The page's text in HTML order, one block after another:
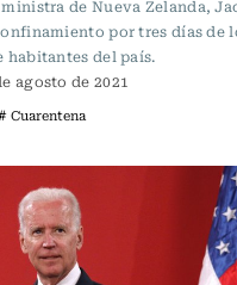
de Nueva Zelanda,
por tres días de
habitantes del país.
agosto de 2021
Cuarentena